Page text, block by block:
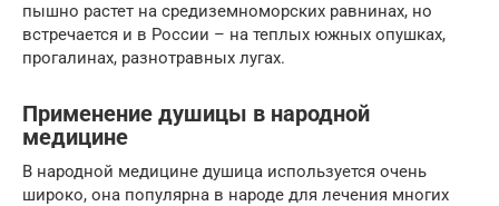
пышно растет на средиземноморских равнинах, но
встречается и в России – на теплых южных опушках,
прогалинах, разнотравных лугах.
Применение душицы в народной
медицине
В народной медицине душица используется очень
широко, она популярна в народе для лечения многих